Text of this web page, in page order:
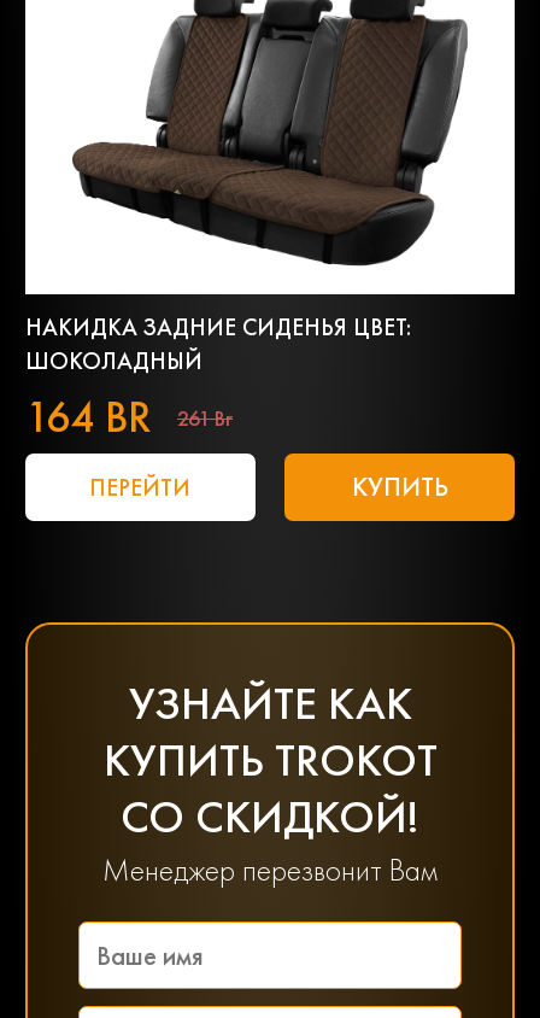
НАКИДКА ЗАДНИЕ СИДЕНЬЯ ЦВЕТ:
ШОКОЛАДНЫЙ
164 BR 261 Br
ПЕРЕЙТИ КУПИТЬ
УЗНАЙТЕ КАК
КУПИТЬ TROKOT
СО СКИДКОЙ!
Менеджер перезвонит Вам